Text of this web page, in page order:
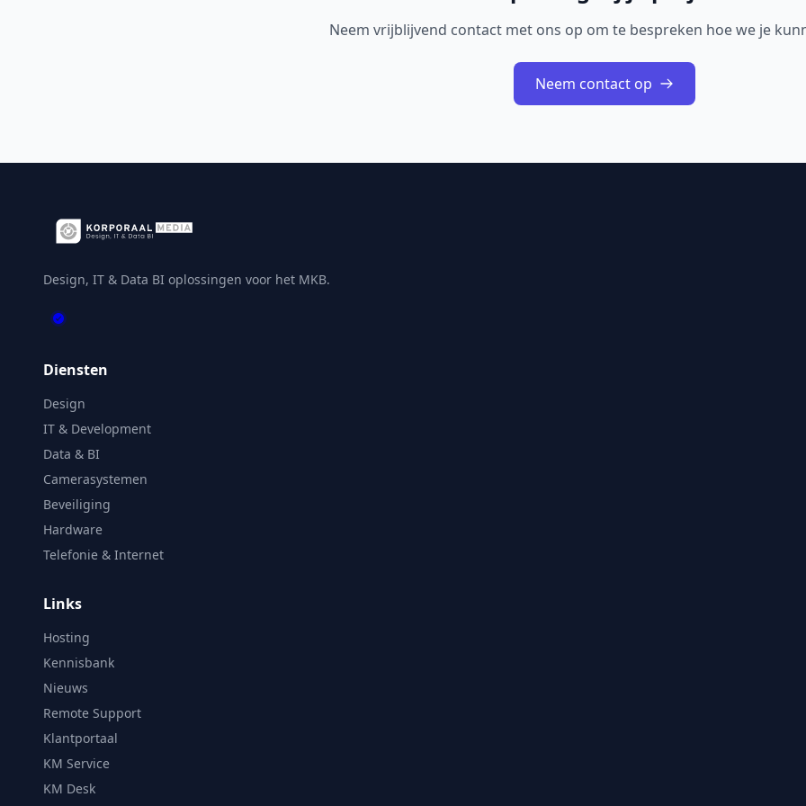
Neem vrijblijvend contact met ons op om te bespreken hoe we je
Neem contact op
Design, IT & Data BI oplossingen voor het MKB.
Diensten
Design
IT & Development
Data & BI
Camerasystemen
Beveiliging
Hardware
Telefonie & Internet
Links
Hosting
Kennisbank
Nieuws
Remote Support
Klantportaal
KM Service
KM Desk